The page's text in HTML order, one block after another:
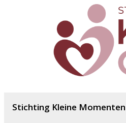
Stichting Kleine